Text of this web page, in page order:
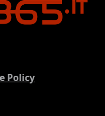
Policy